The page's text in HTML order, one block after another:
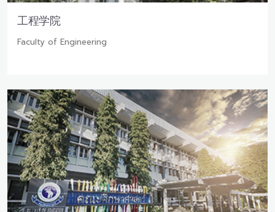
工程学院
Faculty of Engineering